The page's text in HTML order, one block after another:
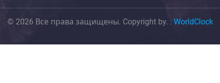
© 2026 Все права защищены. Copyright by. : WorldClock